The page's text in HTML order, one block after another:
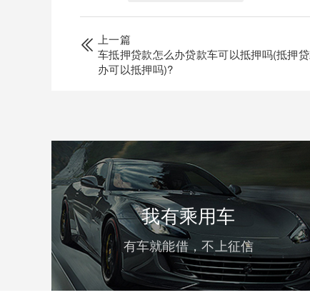
上一篇
车抵押贷款怎么办贷款车可以抵押吗(抵押
办可以抵押吗)?
我有乘用车
有车就能借，不上征信